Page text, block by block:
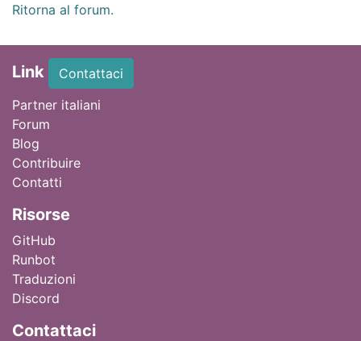
Ritorna al forum.
Link
Contattaci
Partner italiani
Forum
Blog
Contribuire
Contatti
Risorse
GitHub
Runbot
Traduzioni
Discord
Contattaci